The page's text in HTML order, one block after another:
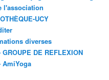
l'association
UCY
diverses
GROUPE DE REFLEXION
AmiYoga